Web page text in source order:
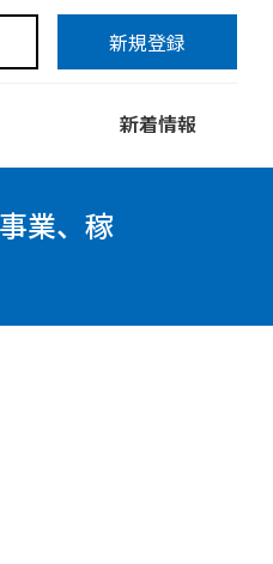
新着情報
新規登録
業、稼